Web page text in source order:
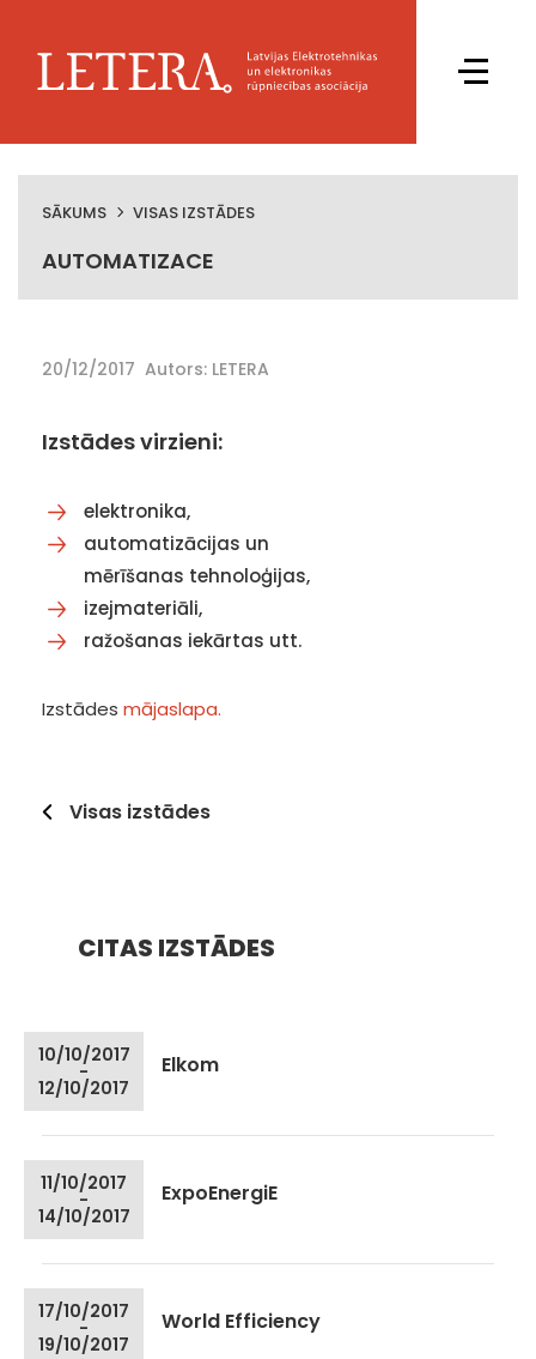
SĀKUMS VISAS IZSTĀDES
AUTOMATIZACE
20/12/2017 Autors: LETERA
Izstādes virzieni:
elektronika,
automatizācijas un
mērīšanas tehnoloģijas,
izejmateriāli,
ražošanas iekārtas utt.
Izstādes mājaslapa.
Visas izstādes
CITAS IZSTĀDES
10/10/2017
-
12/10/2017
Elkom
11/10/2017
-
14/10/2017
ExpoEnergiE
17/10/2017
-
19/10/2017
World Efficiency